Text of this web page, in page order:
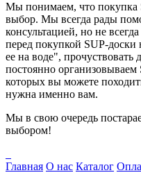
Мы понимаем, что покупка
выбор. Мы всегда рады
консультацией, но не
перед покупкой SUP-
ее на воде",
постоянно
которых вы можете
нужна именно вам.
Мы в свою очередь
выбором!
Главная О нас Каталог